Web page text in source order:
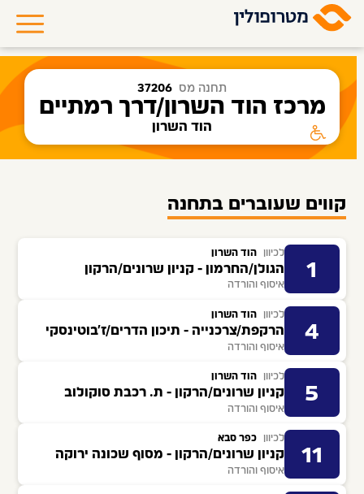
תחנה מס 37206
מרכז הוד השרון/דרך רמתיים
הוד השרון
קווים שעוברים בתחנה
1
לכיוון הוד השרון
הגולן/החרמון - קניון שרונים/הרקון
איסוף והורדה
4
לכיוון הוד השרון
הרקפת/צרכנייה - תיכון הדרים/ז'בוטינסקי
איסוף והורדה
5
לכיוון הוד השרון
קניון שרונים/הרקון - ת. רכבת סוקולוב
איסוף והורדה
11
לכיוון כפר סבא
קניון שרונים/הרקון - מסוף שכונה ירוקה
איסוף והורדה